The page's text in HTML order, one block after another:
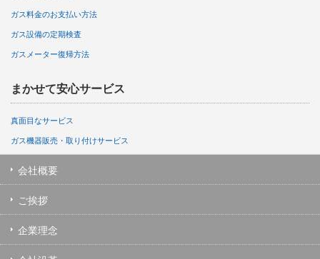
ガス料金のお支払い方法
ガス設備の定期検査
ガスメーター復帰方法
まかせて安心サービス
真面目なサービス
ガス機器販売・取り付けサービス
会社概要
ご挨拶
企業理念